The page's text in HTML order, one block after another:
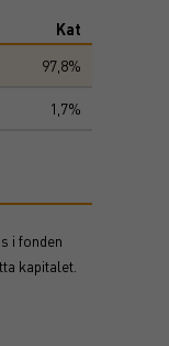
Kat
97,8%
1,7%
i fonden
kapitalet.